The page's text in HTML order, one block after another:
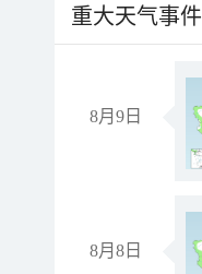
重大天气事件
8月9日
8月8日